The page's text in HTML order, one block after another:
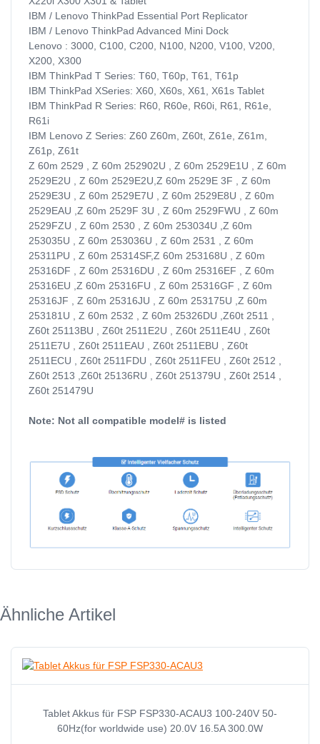
IBM / Lenovo ThinkPad Essential Port Replicator
IBM / Lenovo ThinkPad Advanced Mini Dock
Lenovo : 3000, C100, C200, N100, N200, V100, V200,
X200, X300
IBM ThinkPad T Series: T60, T60p, T61, T61p
IBM ThinkPad XSeries: X60, X60s, X61, X61s Tablet
IBM ThinkPad R Series: R60, R60e, R60i, R61, R61e,
R61i
IBM Lenovo Z Series: Z60 Z60m, Z60t, Z61e, Z61m,
Z61p, Z61t
Z 60m 2529 , Z 60m 252902U , Z 60m 2529E1U , Z 60m
2529E2U , Z 60m 2529E2U,Z 60m 2529E 3F , Z 60m
2529E3U , Z 60m 2529E7U , Z 60m 2529E8U , Z 60m
2529EAU ,Z 60m 2529F 3U , Z 60m 2529FWU , Z 60m
2529FZU , Z 60m 2530 , Z 60m 253034U ,Z 60m
253035U , Z 60m 253036U , Z 60m 2531 , Z 60m
25311PU , Z 60m 25314SF,Z 60m 253168U , Z 60m
25316DF , Z 60m 25316DU , Z 60m 25316EF , Z 60m
25316EU ,Z 60m 25316FU , Z 60m 25316GF , Z 60m
25316JF , Z 60m 25316JU , Z 60m 253175U ,Z 60m
253181U , Z 60m 2532 , Z 60m 25326DU ,Z60t 2511 ,
Z60t 25113BU , Z60t 2511E2U , Z60t 2511E4U , Z60t
2511E7U , Z60t 2511EAU , Z60t 2511EBU , Z60t
2511ECU , Z60t 2511FDU , Z60t 2511FEU , Z60t 2512 ,
Z60t 2513 ,Z60t 25136RU , Z60t 251379U , Z60t 2514 ,
Z60t 251479U
Note: Not all compatible model# is listed
Ähnliche Artikel
Tablet Akkus für FSP FSP330-ACAU3 100-240V 50-
60Hz(for worldwide use) 20.0V 16.5A 300.0W